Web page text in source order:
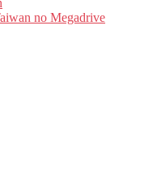
no Megadrive